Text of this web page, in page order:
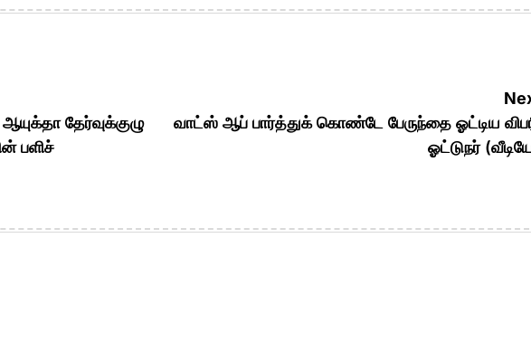
தேர்வுக்குழு
பளிச்
வாட்ஸ் ஆப் பார்த்துக் கொண்டே பேருந்தை ஓட்டிய
ஓட்டுநர்